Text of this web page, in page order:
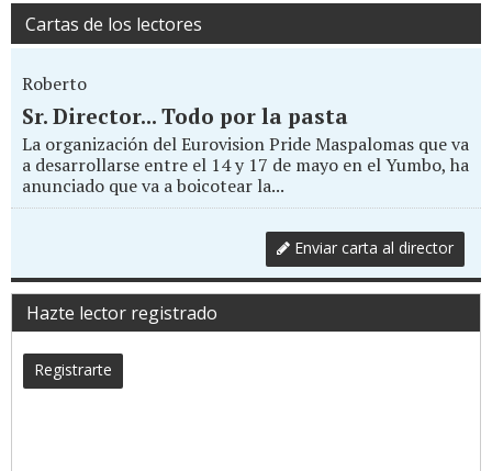
Cartas de los lectores
Roberto
Sr. Director... Todo por la pasta
La organización del Eurovision Pride Maspalomas que va
a desarrollarse entre el 14 y 17 de mayo en el Yumbo, ha
anunciado que va a boicotear la...
Enviar carta al director
Hazte lector registrado
Registrarte